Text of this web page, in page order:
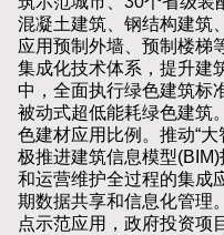
混凝土建筑、钢结构建筑
应用预制外墙、预制楼梯
集成化技术体系，提升建
中，全面执行绿色建筑标
被动式超低能耗绿色建筑
色建材应用比例。推动“
极推进建筑信息模型
和运营维护全过程的集成
期数据共享和信息化管理
点示范应用，政府投资项